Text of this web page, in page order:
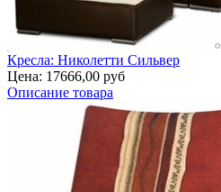
Кресла: Николетти Сильвер
Цена: 17666,00 руб
Описание товара